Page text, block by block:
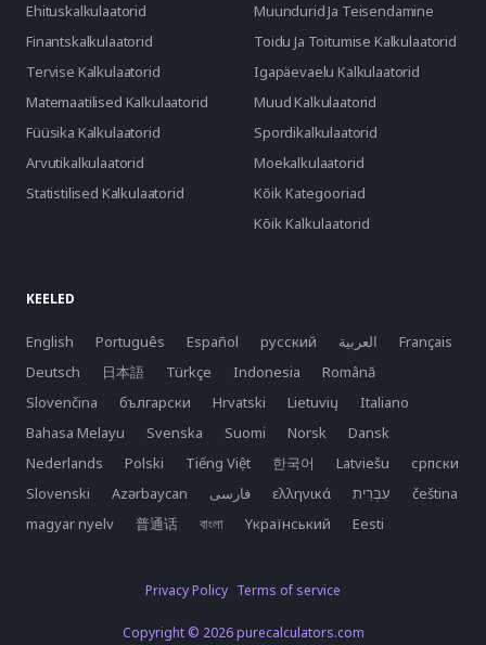
Ehituskalkulaatorid
Muundurid Ja Teisendamine
Finantskalkulaatorid
Toidu Ja Toitumise Kalkulaatorid
Tervise Kalkulaatorid
Igapäevaelu Kalkulaatorid
Matemaatilised Kalkulaatorid
Muud Kalkulaatorid
Füüsika Kalkulaatorid
Spordikalkulaatorid
Arvutikalkulaatorid
Moekalkulaatorid
Statistilised Kalkulaatorid
Kõik Kategooriad
Kõik Kalkulaatorid
KEELED
English Português Español русский العربية
Français
Deutsch
日本語 Türkçe Indonesia
Română
Slovenčina
български Hrvatski Lietuvių
Italiano
Bahasa Melayu
Svenska Suomi Norsk
Dansk
Nederlands
Polski Tiếng Việt 한국어 Latviešu
српски
Slovenski
Azərbaycan فارسی ελληνικά
čeština
magyar nyelv
普通话 বাংলা Yкраїнський Eesti
Privacy Policy Terms of service
Copyright © 2026 purecalculators.com